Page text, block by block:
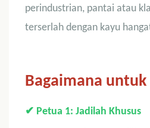
perindustrian, pantai atau
terserlah dengan kayu
Bagaimana
✔ Petua 1: Jadilah Khusus